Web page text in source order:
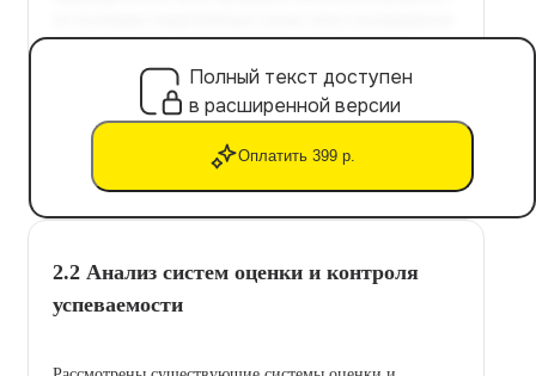
Полный текст доступен
в расширенной версии
Оплатить 399 р.
2.2 Анализ систем оценки и контроля
успеваемости